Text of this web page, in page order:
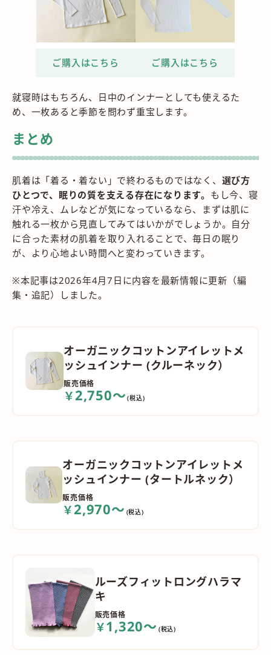
就寝時はもちろん、日中のインナーとしても使えるた
め、一枚あると季節を問わず重宝します。
まとめ
肌着は「着る・着ない」で終わるものではなく、 選び方
ひとつで、眠りの質を支える存在になります。 もし今、寝
汗や冷え、ムレなどが気になっているなら、まずは肌に
触れる一枚から見直してみてはいかがでしょうか。自分
に合った素材の肌着を取り入れることで、毎日の眠り
が、より心地よい時間へと変わっていきます。
※本記事は2026年4月7日に内容を最新情報に更新（編
集・追記）しました。
オーガニックコットンアイレットメ
ッシュインナー (クルーネック）
販売価格
￥2,750～ (税込)
オーガニックコットンアイレットメ
ッシュインナー (タートルネック）
販売価格
￥2,970～ (税込)
ルーズフィットロングハラマ
キ
販売価格
￥1,320～ (税込)